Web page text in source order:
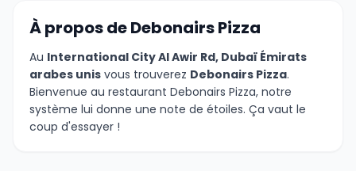
À propos de Debonairs Pizza
Au International City Al Awir Rd, Dubaï Émirats
arabes unis vous trouverez Debonairs Pizza.
Bienvenue au restaurant Debonairs Pizza, notre
système lui donne une note de étoiles. Ça vaut le
coup d'essayer !